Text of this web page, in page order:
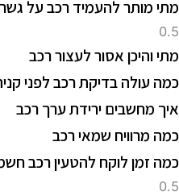
מותר להעמיד רכב על
והיכן אסור לעצור רכב
עולה בדיקת רכב לפני
מחשבים ירידת ערך רכב
מרוויח שמאי רכב
זמן לוקח להטעין רכב